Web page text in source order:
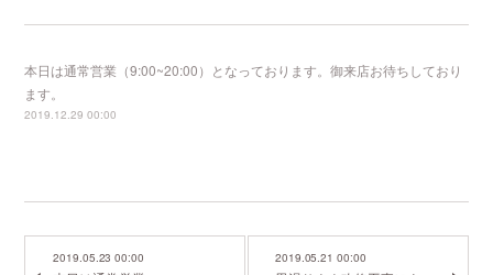
本日は通常営業（9:00~20:00）となっております。御来店お待ちしており
ます。
2019.12.29 00:00
2019.05.23 00:00 2019.05.21 00:00